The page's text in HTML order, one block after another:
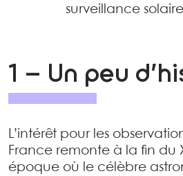
surveillance solaire
1 – Un peu
L’intérêt pour les
France remonte à la fin du
époque où le célèbre